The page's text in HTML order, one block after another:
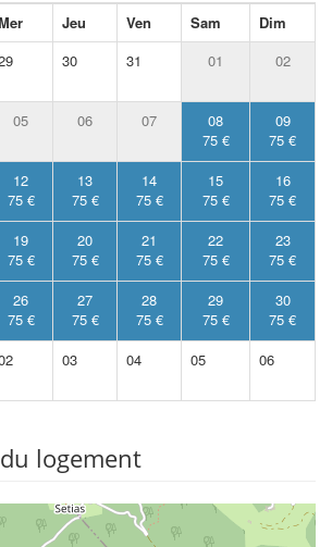
Jeu Ven Sam
Dim
30 31 01 02
05 06 07
08
75 €
09
75 €
12
75 €
13
75 €
14
75 €
15
75 €
16
75 €
19
75 €
20
75 €
21
75 €
22
75 €
23
75 €
26
75 €
27
75 €
28
75 €
29
75 €
30
75 €
03 04 05 06
logement